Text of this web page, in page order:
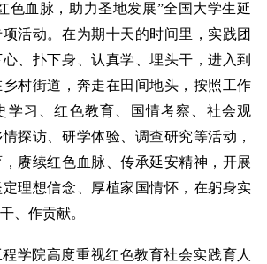
色血脉，助力圣地发展”全国大学生延
活动。在为期十天的时间里，实践团
、扑下身、认真学、埋头干，进入到
村街道，奔走在田间地头，按照工作
学习、红色教育、国情考察、社会观
探访、研学体验、调查研究等活动，
赓续红色血脉、传承延安精神，开展
理想信念、厚植家国情怀，在躬身实
、作贡献。
学院高度重视红色教育社会实践育人